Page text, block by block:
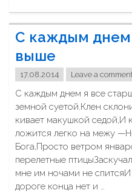
л
о
ё
а
т
с
т
в
о
–
Р
у
С каждым днем
выше
17.08.2014 Leave a
С каждым днем я все
земной суетой.Клен
кивает макушкой седой,И
ложится легко на межу
Бога,Просто ветром
перелетные
мне им ночами не
дороге конца нет и …